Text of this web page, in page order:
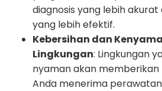
diagnosis yang lebih
yang lebih efektif.
Kebersihan dan
Lingkungan: Lingkungan
nyaman akan
Anda menerima